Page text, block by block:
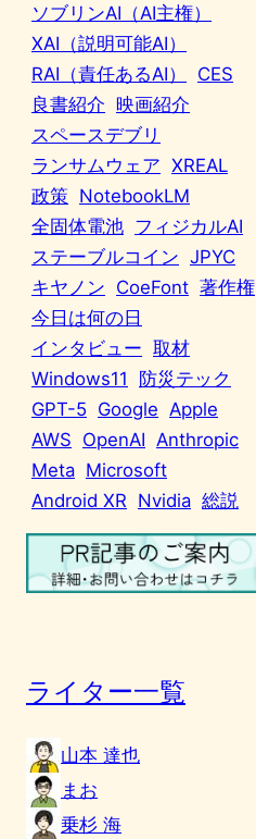
ソブリンAI（AI主権）
XAI（説明可能AI）
RAI（責任あるAI）
CES
良書紹介 映画紹介
スペースデブリ
ランサムウェア XREAL
政策 NotebookLM
全固体電池 フィジカルAI
ステーブルコイン JPYC
キヤノン CoeFont 著作権
今日は何の日
インタビュー 取材
Windows11
防災テック
GPT-5 Google Apple
AWS OpenAI Anthropic
Meta Microsoft
Android XR Nvidia 総説
ライター一覧
山本 達也
まお
乗杉 海